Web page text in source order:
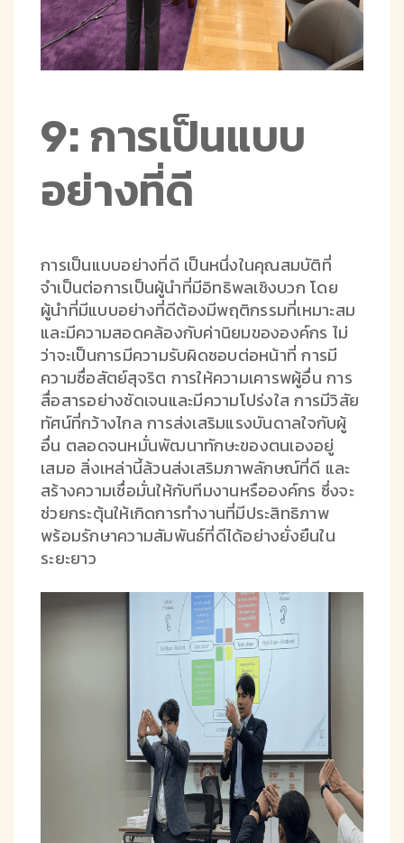
9: การเป็นแบบ
อย่างที่ดี
การเป็นแบบอย่างที่ดี เป็นหนึ่งในคุณสมบัติที่
จำเป็นต่อการเป็นผู้นำที่มีอิทธิพลเชิงบวก โดย
ผู้นำที่มีแบบอย่างที่ดีต้องมีพฤติกรรมที่เหมาะสม
และมีความสอดคล้องกับค่านิยมขององค์กร ไม่
ว่าจะเป็นการมีความรับผิดชอบต่อหน้าที่ การมี
ความซื่อสัตย์สุจริต การให้ความเคารพผู้อื่น การ
สื่อสารอย่างชัดเจนและมีความโปร่งใส การมีวิสัย
ทัศน์ที่กว้างไกล การส่งเสริมแรงบันดาลใจกับผู้
อื่น ตลอดจนหมั่นพัฒนาทักษะของตนเองอยู่
เสมอ สิ่งเหล่านี้ล้วนส่งเสริมภาพลักษณ์ที่ดี และ
สร้างความเชื่อมั่นให้กับทีมงานหรือองค์กร ซึ่งจะ
ช่วยกระตุ้นให้เกิดการทำงานที่มีประสิทธิภาพ
พร้อมรักษาความสัมพันธ์ที่ดีได้อย่างยั่งยืนใน
ระยะยาว